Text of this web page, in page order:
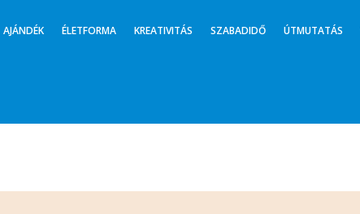
AJÁNDÉK ÉLETFORMA KREATIVITÁS SZABADIDŐ ÚTMUTATÁS